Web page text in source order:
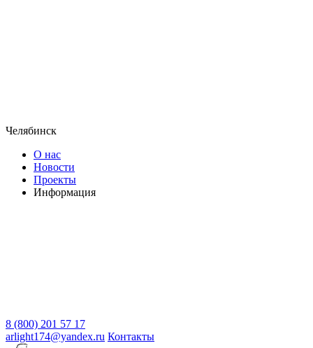
Челябинск
О нас
Новости
Проекты
Информация
8 (800) 201 57 17
arlight174@yandex.ru Контакты